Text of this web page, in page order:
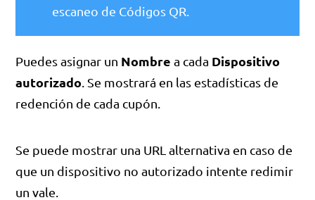
escaneo de Códigos QR.
Puedes asignar un Nombre a cada Dispositivo
autorizado. Se mostrará en las estadísticas de
redención de cada cupón.
Se puede mostrar una URL alternativa en caso de
que un dispositivo no autorizado intente redimir
un vale.